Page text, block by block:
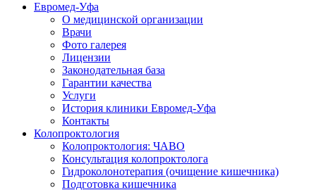
Евромед-Уфа
О медицинской организации
Врачи
Фото галерея
Лицензии
Законодательная база
Гарантии качества
Услуги
История клиники Евромед-Уфа
Контакты
Колопроктология
Колопроктология: ЧАВО
Консультация колопроктолога
Гидроколонотерапия (очищение кишечника)
Подготовка кишечника